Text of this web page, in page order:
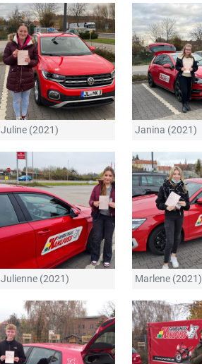
Juline (2021) Janina (2021)
Julienne (2021) Marlene (2021)